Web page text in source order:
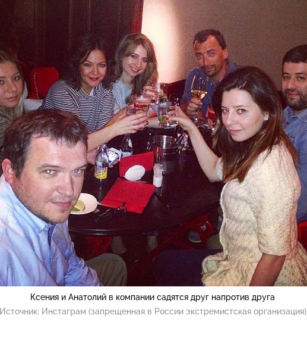
Ксения и Анатолий в компании садятся друг напротив друга
Источник: Инстаграм (запрещенная в России экстремистская организация)